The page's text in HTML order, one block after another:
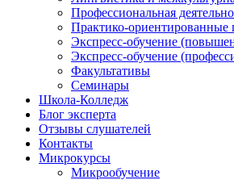
Профессиональная
Практико-ориентированные
Экспресс-обучение
Экспресс-обучение
Факультативы
Семинары
Школа-Колледж
Блог эксперта
Отзывы слушателей
Контакты
Микрокурсы
Микрообучение